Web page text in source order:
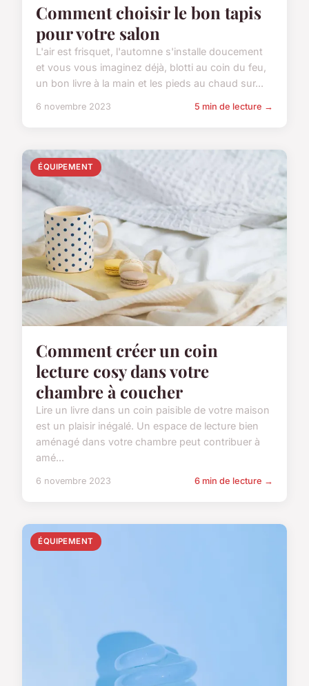
Comment choisir le bon tapis
pour votre salon
L'air est frisquet, l'automne s'installe doucement
et vous vous imaginez déjà, blotti au coin du feu,
un bon livre à la main et les pieds au chaud sur...
6 novembre 2023 5 min de lecture →
ÉQUIPEMENT
Comment créer un coin
lecture cosy dans votre
chambre à coucher
Lire un livre dans un coin paisible de votre maison
est un plaisir inégalé. Un espace de lecture bien
aménagé dans votre chambre peut contribuer à
amé...
6 novembre 2023 6 min de lecture →
ÉQUIPEMENT